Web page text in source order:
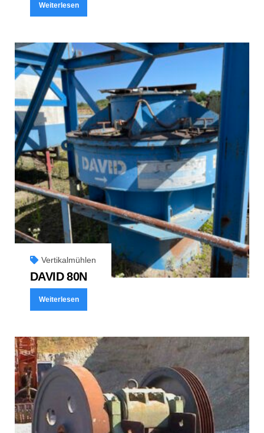
Weiterlesen
Vertikalmühlen
DAVID 80N
Weiterlesen